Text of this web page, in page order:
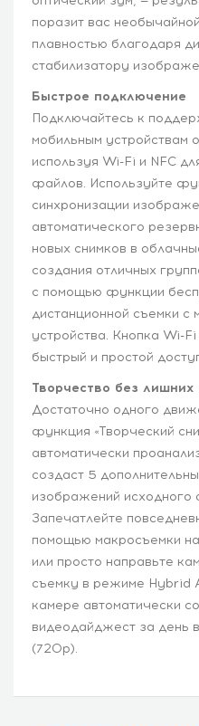
поразит вас
плавностью благодаря
стабилизатору
Быстрое подключение
Подключайтесь к
мобильным устройствам
используя Wi-Fi и NFC
файлов. Используйте
синхронизации
автоматического
новых снимков в
создания отличных
с помощью функции
дистанционной съемки с
устройства. Кнопка Wi-
быстрый и простой
Творчество без лишних
Достаточно одного
функция «Творческий
автоматически
создаст 5
изображений исходного
Запечатлейте
помощью макросъемки на
или просто направьте
съемку в режиме Hybrid
камере автоматически
видеодайджест за день
(720p).